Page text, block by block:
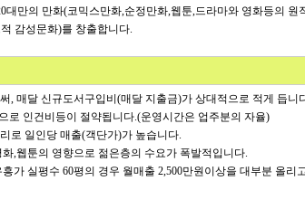
대만의 만화(코믹스만화,순정만화,웹툰,드라마와 영화등의
감성문화)를 창출합니다.
, 매달 신규도서구입비(매달 지출금)가 상대적으로 적게 듭니
로 인건비등이 절약됩니다.(운영시간은 업주분의 자율)
로 일인당 매출(객단가)가 높습니다.
,웹툰의 영향으로 젊은층의 수요가 폭발적입니다.
가 실평수 60평의 경우 월매출 2,500만원이상을 대부분 올리